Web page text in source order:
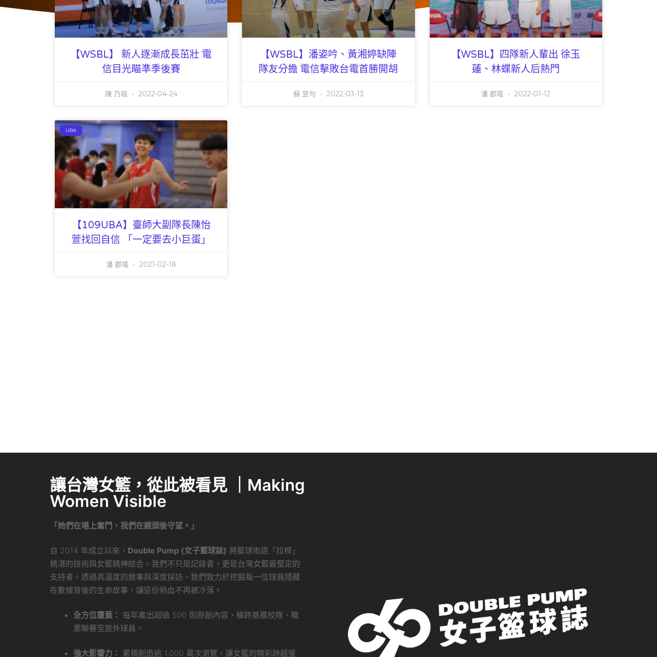
【WSBL】 新人逐漸成長茁壯 電
信目光瞄準季後賽
陳 乃瑄 2022-04-24
【WSBL】潘姿吟、黃湘婷缺陣
隊友分擔 電信擊敗台電首勝開胡
蘇 昱勻 2022-03-13
【WSBL】四隊新人輩出 徐玉
蓮、林蝶新人后熱門
潘 郡瑤 2022-01-12
UBA
【109UBA】臺師大副隊長陳怡
萱找回自信 「一定要去小巨蛋」
潘 郡瑤 2021-02-18
讓台灣女籃，從此被看見 ｜Making
Women Visible
「她們在場上奮鬥，我們在鏡頭後守望。」
自 2014 年成立以來， Double Pump (女子籃球誌) 將籃球術語「拉桿」
精湛的技術與女籃精神結合。我們不只是記錄者，更是台灣女籃最堅定的
支持者。透過具溫度的敘事與深度採訪，我們致力於挖掘每一位球員隱藏
在數據背後的生命故事，讓這份熱血不再被冷落。
全方位覆蓋： 每年產出超過 500 則原創內容，橫跨基層校隊、職
業聯賽至旅外球員。
強大影響力： 累積創造逾 1,000 萬次瀏覽，讓女籃的精彩跨越螢